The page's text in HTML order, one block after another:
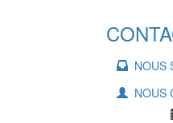
NOUS
NOUS